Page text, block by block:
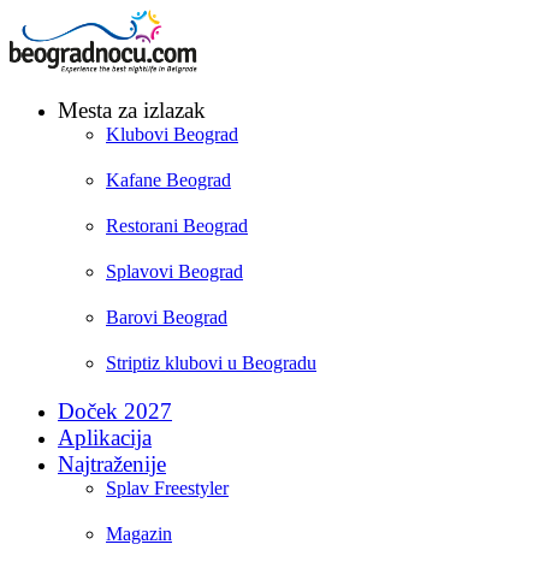
Mesta za izlazak
Klubovi Beograd
Kafane Beograd
Restorani Beograd
Splavovi Beograd
Barovi Beograd
Striptiz klubovi u Beogradu
Doček 2027
Aplikacija
Najtraženije
Splav Freestyler
Magazin